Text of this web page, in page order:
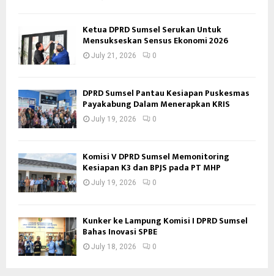
Ketua DPRD Sumsel Serukan Untuk
Mensukseskan Sensus Ekonomi 2026
July 21, 2026 0
DPRD Sumsel Pantau Kesiapan Puskesmas
Payakabung Dalam Menerapkan KRIS
July 19, 2026 0
Komisi V DPRD Sumsel Memonitoring
Kesiapan K3 dan BPJS pada PT MHP
July 19, 2026 0
Kunker ke Lampung Komisi I DPRD Sumsel
Bahas Inovasi SPBE
July 18, 2026 0